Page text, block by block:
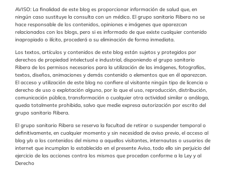
AVISO: La finalidad de este blog es proporcionar información de salud que, en
ningún caso sustituye la consulta con un médico. El grupo sanitario Ribera no se
hace responsable de los contenidos, opiniones e imágenes que aparezcan
relacionados con los blogs, pero si es informado de que existe cualquier contenido
inapropiado o ilícito, procederá a su eliminación de forma inmediata.
Los textos, artículos y contenidos de este blog están sujetos y protegidos por
derechos de propiedad intelectual e industrial, disponiendo el grupo sanitario
Ribera de los permisos necesarios para la utilización de las imágenes, fotografías,
textos, diseños, animaciones y demás contenido o elementos que en él aparezcan.
El acceso y utilización de este blog no confiere al visitante ningún tipo de licencia o
derecho de uso o explotación alguno, por lo que el uso, reproducción, distribución,
comunicación pública, transformación o cualquier otra actividad similar o análoga,
queda totalmente prohibida, salvo que medie expresa autorización por escrito del
grupo sanitario Ribera.
El grupo sanitario Ribera se reserva la facultad de retirar o suspender temporal o
definitivamente, en cualquier momento y sin necesidad de aviso previo, el acceso al
blog y/o a los contenidos del mismo a aquellos visitantes, internautas o usuarios de
internet que incumplan lo establecido en el presente Aviso, todo ello sin perjuicio del
ejercicio de las acciones contra los mismos que procedan conforme a la Ley y al
Derecho